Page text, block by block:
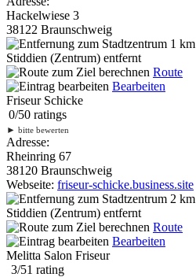
Hackelwiese 3
38122 Braunschweig
1 km
Stiddien (Zentrum) entfernt
Route
Bearbeiten
Friseur Schicke
0/50 ratings
► bitte bewerten
Adresse:
Rheinring 67
38120 Braunschweig
Webseite: friseur-schicke.business.site
2 km
Stiddien (Zentrum) entfernt
Route
Bearbeiten
Melitta Salon Friseur
3/51 rating